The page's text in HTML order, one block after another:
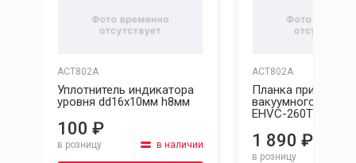
ACT802A
Уплотнитель индикатора
уровня dd16х10мм h8мм
100 ₽
в розницу в наличии
ACT802A
Планка прижимная
вакуумного
EHVC-260T/1A Jeju
1 890 ₽
в розницу